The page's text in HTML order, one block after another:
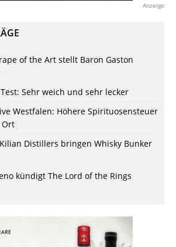
Anzeige
of the Art stellt Baron Gaston
Sehr weich und sehr lecker
Westfalen: Höhere Spirituosensteuer
Distillers bringen Whisky Bunker
kündigt The Lord of the Rings